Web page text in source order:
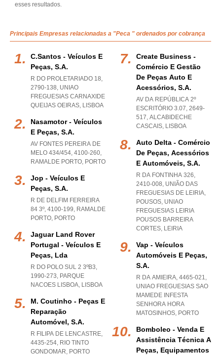
esses resultados.
Principais Empresas relacionadas a "Peca " ordenados por cobrança
C.santos - Veículos E
Peças, S.a.
R DO PROLETARIADO 18,
2790-138, UNIAO
FREGUESIAS CARNAXIDE
QUEIJAS OEIRAS, LISBOA
Nasamotor - Veículos
E Peças, S.a.
AV FONTES PEREIRA DE
MELO 434/454, 4100-260,
RAMALDE PORTO, PORTO
Jop - Veículos E
Peças, S.a.
R DE DELFIM FERREIRA
84 3º, 4100-199, RAMALDE
PORTO, PORTO
Jaguar Land Rover
Portugal - Veículos E
Peças, Lda
R DO POLO SUL 2 3ºB3,
1990-273, PARQUE
NACOES LISBOA, LISBOA
M. Coutinho - Peças E
Reparação
Automóvel, S.a.
R FILIPA DE LENCASTRE,
4435-254, RIO TINTO
GONDOMAR, PORTO
Create Business -
Comércio E Gestão
De Peças Auto E
Acessórios, S.a.
AV DA REPÚBLICA 2º
ESCRITÓRIO 3.07, 2649-
517, ALCABIDECHE
CASCAIS, LISBOA
Auto Delta - Comércio
De Peças, Acessórios
E Automóveis, S.a.
R DA FONTINHA 326,
2410-008, UNIÃO DAS
FREGUESIAS DE LEIRIA,
POUSOS, UNIAO
FREGUESIAS LEIRIA
POUSOS BARREIRA
CORTES, LEIRIA
Vap - Veículos
Automóveis E Peças,
S.a.
R DA AMIEIRA, 4465-021,
UNIAO FREGUESIAS SAO
MAMEDE INFESTA
SENHORA HORA
MATOSINHOS, PORTO
Bomboleo - Venda E
Assistência Técnica A
Peças, Equipamentos